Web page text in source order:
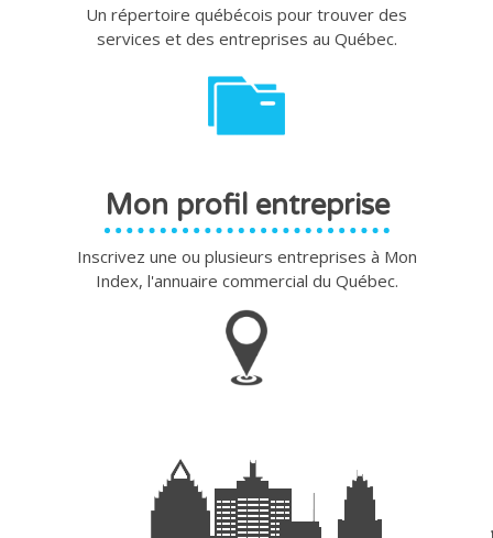
Un répertoire québécois pour trouver des
services et des entreprises au Québec.
Mon profil entreprise
Inscrivez une ou plusieurs entreprises à Mon
Index, l'annuaire commercial du Québec.